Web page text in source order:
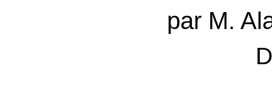
par M.